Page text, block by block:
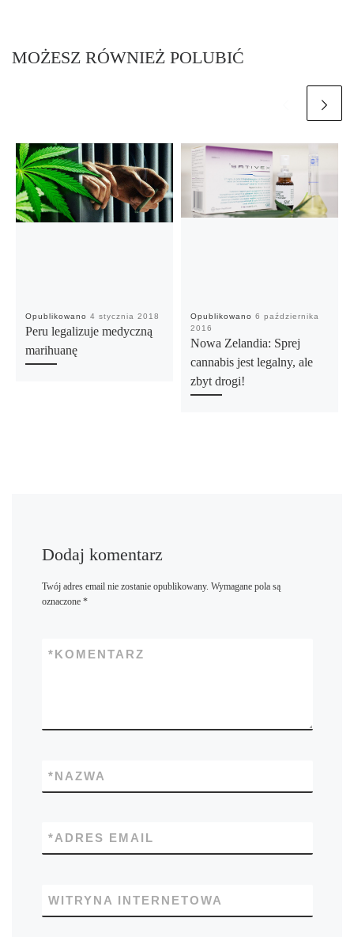
MOŻESZ RÓWNIEŻ POLUBIĆ
Opublikowano 4 stycznia 2018
Peru legalizuje medyczną
marihuanę
Opublikowano 6 października
2016
Nowa Zelandia: Sprej
cannabis jest legalny, ale
zbyt drogi!
Dodaj komentarz
Twój adres email nie zostanie opublikowany. Wymagane pola są
oznaczone *
KOMENTARZ
*
NAZWA
*
ADRES EMAIL
*
WITRYNA INTERNETOWA